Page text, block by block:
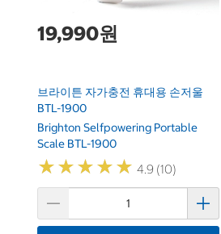
19,990원
브라이튼 자가충전 휴대용 손저울
BTL-1900
Brighton Selfpowering Portable
Scale BTL-1900
★★★★★
★★★★★ 4.9 (10)